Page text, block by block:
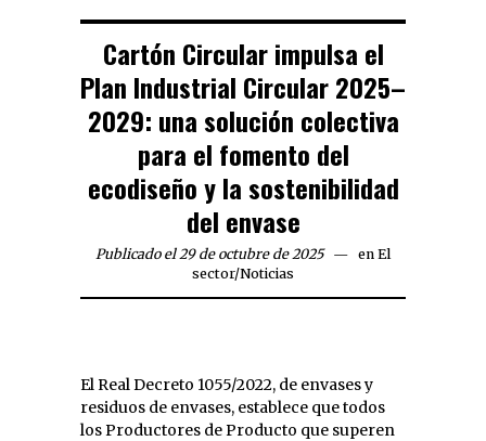
Cartón Circular impulsa el
Plan Industrial Circular 2025–
2029: una solución colectiva
para el fomento del
ecodiseño y la sostenibilidad
del envase
Publicado el 29 de octubre de 2025 en El
sector/Noticias
El Real Decreto 1055/2022, de envases y
residuos de envases, establece que todos
los Productores de Producto que superen